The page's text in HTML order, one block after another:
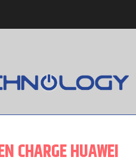
CHARGE HUAWEI